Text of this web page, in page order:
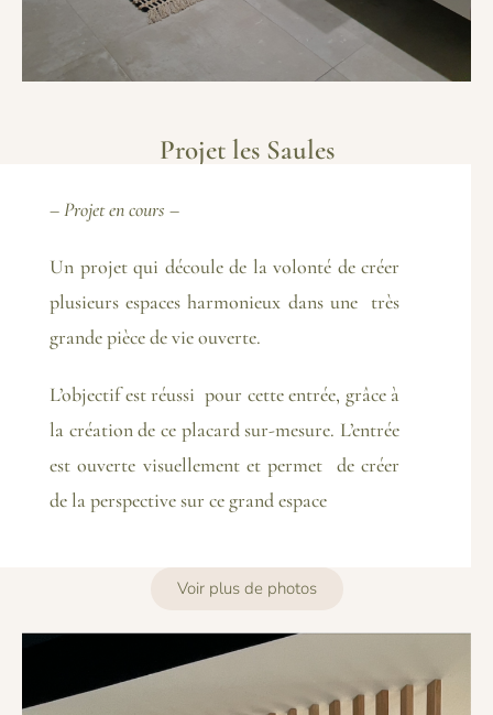
Projet les Saules
– Projet en cours –
Un projet qui découle de la volonté de créer
plusieurs espaces harmonieux dans une très
grande pièce de vie ouverte.
L’objectif est réussi pour cette entrée, grâce à
la création de ce placard sur-mesure. L’entrée
est ouverte visuellement et permet de créer
de la perspective sur ce grand espace
Voir plus de photos